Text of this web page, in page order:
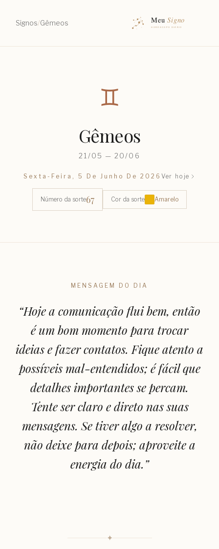
Signos/Gêmeos
♊︎
Gêmeos
21/05 — 20/06
Sexta-Feira, 5 De Junho De 2026 Ver hoje
Número da sorte67 Cor da sorte Amarelo
MENSAGEM DO DIA
“Hoje a comunicação flui bem, então
é um bom momento para trocar
ideias e fazer contatos. Fique atento a
possíveis mal-entendidos; é fácil que
detalhes importantes se percam.
Tente ser claro e direto nas suas
mensagens. Se tiver algo a resolver,
não deixe para depois; aproveite a
energia do dia.”
✦